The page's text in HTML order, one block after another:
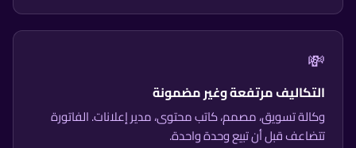
💸
التكاليف مرتفعة وغير مضمونة
وكالة تسويق، مصمم، كاتب محتوى، مدير إعلانات. الفاتورة
تتضاعف قبل أن تبيع وحدة واحدة.